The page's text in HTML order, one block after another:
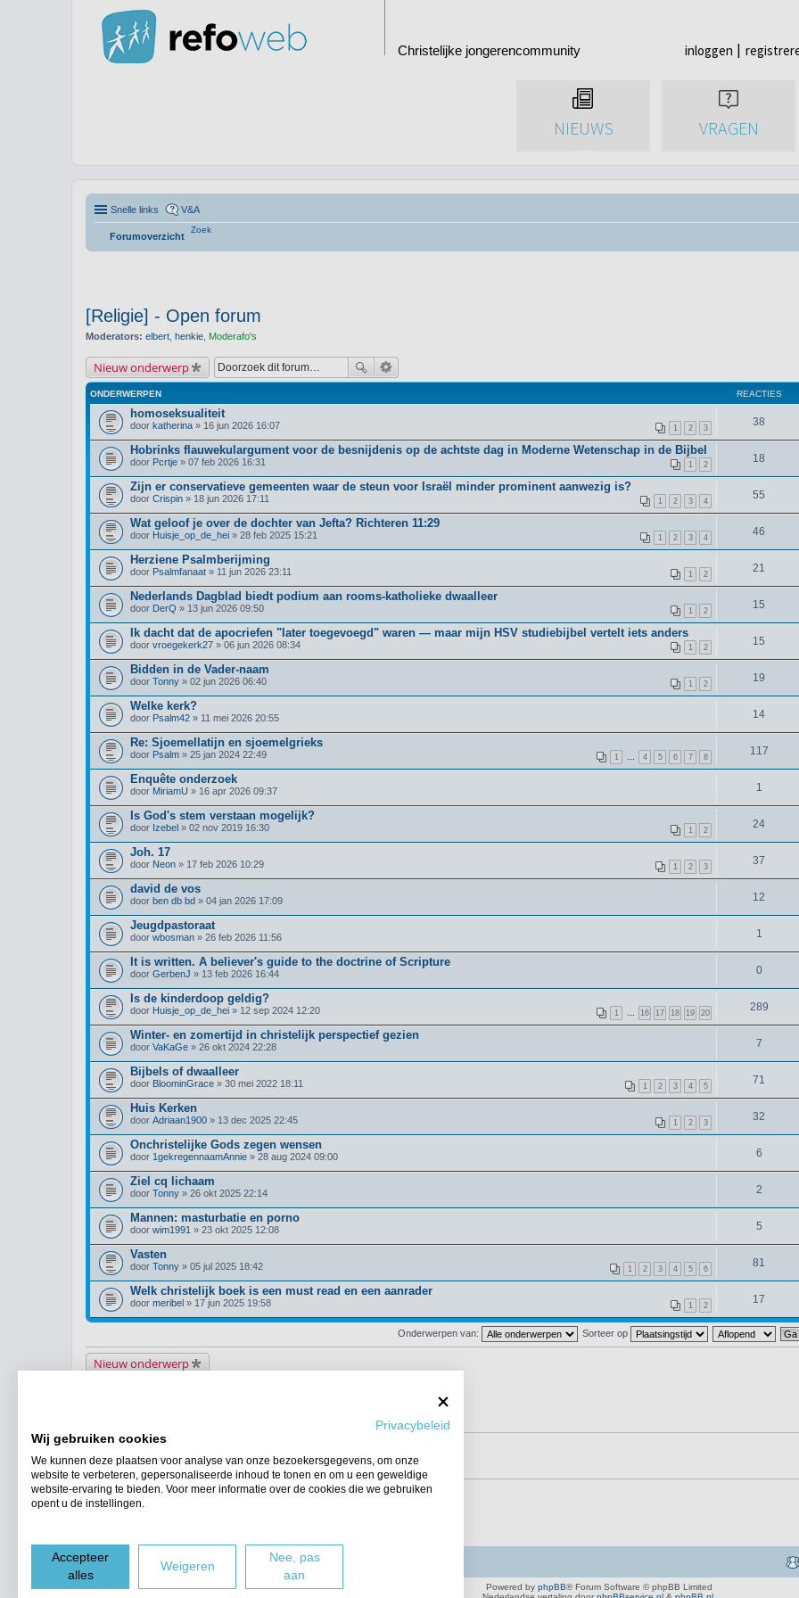
Christelijke jongerencommunity inloggen
NIEUWS VRAGEN
Snelle links V&A
Forumoverzicht
Zoek
[Religie] - Open forum
Moderators: elbert henkie Moderafo's
Nieuw onderwerp
ONDERWERPEN REACTIES
homoseksualiteit
1 2 3
door katherina » 16 jun 2026 16:07 38
Hobrinks flauwekulargument voor de besnijdenis op de achtste dag in Moderne Wetenschap in de Bijbel
1 2
door Pcrtje » 07 feb 2026 16:31 18
Zijn er conservatieve gemeenten waar de steun voor Israël minder prominent aanwezig is?
1 2 3 4
door Crispin » 18 jun 2026 17:11 55
Wat geloof je over de dochter van Jefta? Richteren 11:29
1 2 3 4
door Huisje_op_de_hei » 28 feb 2025 15:21 46
Herziene Psalmberijming
1 2
door Psalmfanaat » 11 jun 2026 23:11 21
Nederlands Dagblad biedt podium aan rooms-katholieke dwaalleer
1 2
door DerQ » 13 jun 2026 09:50 15
Ik dacht dat de apocriefen "later toegevoegd" waren — maar mijn HSV studiebijbel vertelt iets anders
1 2
door vroegekerk27 » 06 jun 2026 08:34 15
Bidden in de Vader-naam
1 2
door Tonny » 02 jun 2026 06:40 19
Welke kerk?
door Psalm42 » 11 mei 2026 20:55 14
Re: Sjoemellatijn en sjoemelgrieks
1 … 4 5 6 7 8
door Psalm » 25 jan 2024 22:49 117
Enquête onderzoek
door MiriamU » 16 apr 2026 09:37 1
Is God's stem verstaan mogelijk?
1 2
door Izebel » 02 nov 2019 16:30 24
Joh. 17
1 2 3
door Neon » 17 feb 2026 10:29 37
david de vos
door ben db bd » 04 jan 2026 17:09 12
Jeugdpastoraat
door wbosman » 26 feb 2026 11:56 1
It is written. A believer's guide to the doctrine of Scripture
door GerbenJ » 13 feb 2026 16:44 0
Is de kinderdoop geldig?
1 … 16 17 18 19 20
door Huisje_op_de_hei » 12 sep 2024 12:20 289
Winter- en zomertijd in christelijk perspectief gezien
door VaKaGe » 26 okt 2024 22:28 7
Bijbels of dwaalleer
1 2 3 4 5
door BloominGrace » 30 mei 2022 18:11 71
Huis Kerken
1 2 3
door Adriaan1900 » 13 dec 2025 22:45 32
Onchristelijke Gods zegen wensen
door 1gekregennaamAnnie » 28 aug 2024 09:00 6
Ziel cq lichaam
door Tonny » 26 okt 2025 22:14 2
Mannen: masturbatie en porno
door wim1991 » 23 okt 2025 12:08 5
Vasten
1 2 3 4 5 6
door Tonny » 05 jul 2025 18:42 81
Welk christelijk boek is een must read en een aanrader
1 2
door meribel » 17 jun 2025 19:58 17
Onderwerpen van: Sorteer op
Nieuw onderwerp
Gebruikers op dit forum: Geen geregistreerde gebruikers en 21 gasten
FORUMPERMISSIES
Jekunt nietnieuwe berichten plaatsen in dit forum
Jekunt niet
Forumoverzicht
Powered by phpBB® Forum Software © phpBB Limited
Privacybeleid
Wij gebruiken cookies
We kunnen deze plaatsen voor analyse van onze bezoekersgegevens, om onze
website te verbeteren, gepersonaliseerde inhoud te tonen en om u een geweldige
website-ervaring te bieden. Voor meer informatie over de cookies die we gebruiken
opent u de instellingen.
Accepteer
alles
Weigeren
Nee, pas
aan